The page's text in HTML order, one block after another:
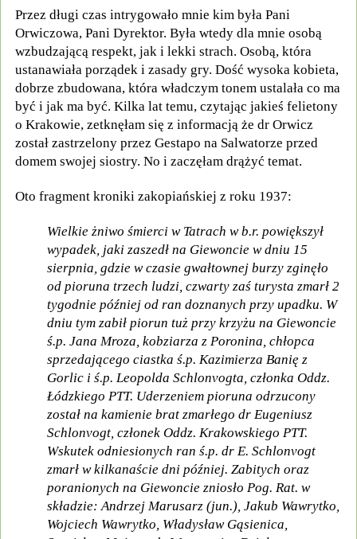
Przez długi czas intrygowało mnie kim była Pani
Orwiczowa, Pani Dyrektor. Była wtedy dla mnie osobą
wzbudzającą respekt, jak i lekki strach. Osobą, która
ustanawiała porządek i zasady gry. Dość wysoka kobieta,
dobrze zbudowana, która władczym tonem ustalała co ma
być i jak ma być. Kilka lat temu, czytając jakieś felietony
o Krakowie, zetknęłam się z informacją że dr Orwicz
został zastrzelony przez Gestapo na Salwatorze przed
domem swojej siostry. No i zaczęłam drążyć temat.
Oto fragment kroniki zakopiańskiej z roku 1937:
Wielkie żniwo śmierci w Tatrach w b.r. powiększył
wypadek, jaki zaszedł na Giewoncie w dniu 15
sierpnia, gdzie w czasie gwałtownej burzy zginęło
od pioruna trzech ludzi, czwarty zaś turysta zmarł 2
tygodnie później od ran doznanych przy upadku. W
dniu tym zabił piorun tuż przy krzyżu na Giewoncie
ś.p. Jana Mroza, kobziarza z Poronina, chłopca
sprzedającego ciastka ś.p. Kazimierza Banię z
Gorlic i ś.p. Leopolda Schlonvogta, członka Oddz.
Łódzkiego PTT. Uderzeniem pioruna odrzucony
został na kamienie brat zmarłego dr Eugeniusz
Schlonvogt, członek Oddz. Krakowskiego PTT.
Wskutek odniesionych ran ś.p. dr E. Schlonvogt
zmarł w kilkanaście dni później. Zabitych oraz
poranionych na Giewoncie zniosło Pog. Rat. w
składzie: Andrzej Marusarz (jun.), Jakub Wawrytko,
Wojciech Wawrytko, Władysław Gąsienica,